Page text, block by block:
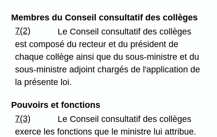
Membres du Conseil consultatif des collèges
7(2)
Le Conseil consultatif des collèges
est composé du recteur et du président de
chaque collège ainsi que du sous-ministre et du
sous-ministre adjoint chargés de l'application de
la présente loi.
Pouvoirs et fonctions
7(3)
Le Conseil consultatif des collèges
exerce les fonctions que le ministre lui attribue.